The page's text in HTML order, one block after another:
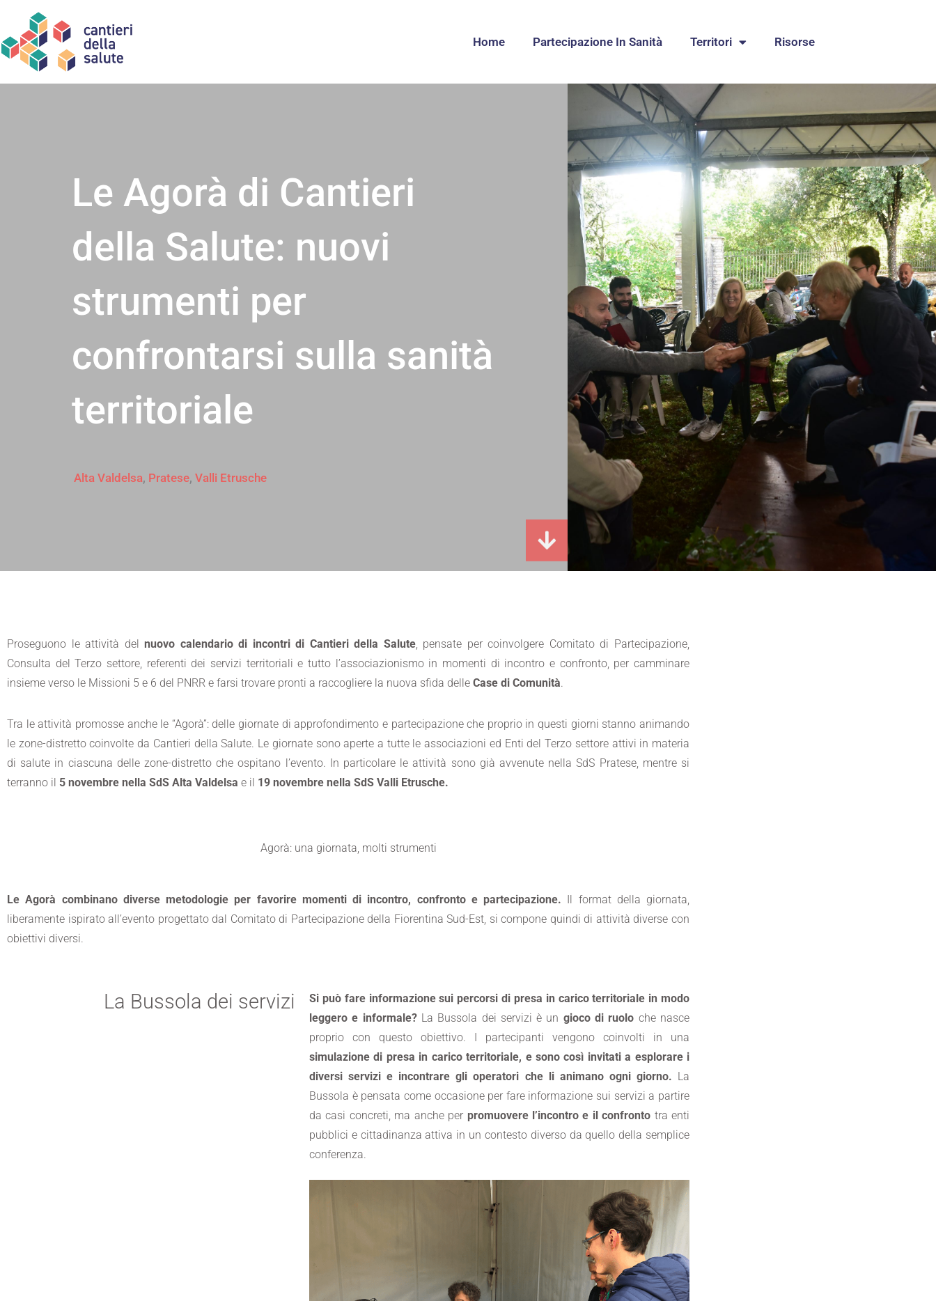
contenuto
Home Partecipazione In Sanità Territori Risorse
Le Agorà di Cantieri
della Salute: nuovi
strumenti per
confrontarsi sulla sanità
territoriale
Alta Valdelsa, Pratese, Valli Etrusche
Proseguono le attività delnuovo calendario di incontri di Cantieri della Salute, pensate per coinvolgere Comitato di Partecipazione,
Consulta del Terzo settore, referenti dei servizi territoriali e tutto l’associazionismo in momenti di incontro e confronto, per camminare
insieme verso le Missioni 5 e 6 del PNRR e farsi trovare pronti a raccogliere la nuova sfida delle Case di Comunità.
Tra le attività promosse anche le “Agorà”: delle giornate di approfondimento e partecipazione che proprio in questi giorni stanno animando
le zone-distretto coinvolte da Cantieri della Salute. Le giornate sono aperte a tutte le associazioni ed Enti del Terzo settore attivi in materia
di salute in ciascuna delle zone-distretto che ospitano l’evento. In particolare le attività sono già avvenute nella SdS Pratese, mentre si
terranno il 5 novembre nella SdS Alta Valdelsa e il 19 novembre nella SdS Valli Etrusche.
Agorà: una giornata, molti strumenti
Le Agorà combinano diverse metodologie per favorire momenti di incontro, confronto e partecipazione. Il format della giornata,
liberamente ispirato all’evento progettato dal Comitato di Partecipazione della Fiorentina Sud-Est, si compone quindi di attività diverse con
obiettivi diversi.
La Bussola dei servizi
Si può fare informazione sui percorsi di presa in carico territoriale in modo
leggero e informale?La Bussola dei servizi è un gioco di ruolo che nasce
proprio con questo obiettivo. I partecipanti vengono coinvolti in una
simulazione di presa in carico territoriale, e sono così invitati a esplorare i
diversi servizi e incontrare gli operatori che li animano ogni giorno. La
Bussola è pensata come occasione per fare informazione sui servizi a partire
da casi concreti, ma anche per promuovere l’incontro e il confronto tra enti
pubblici e cittadinanza attiva in un contesto diverso da quello della semplice
conferenza.